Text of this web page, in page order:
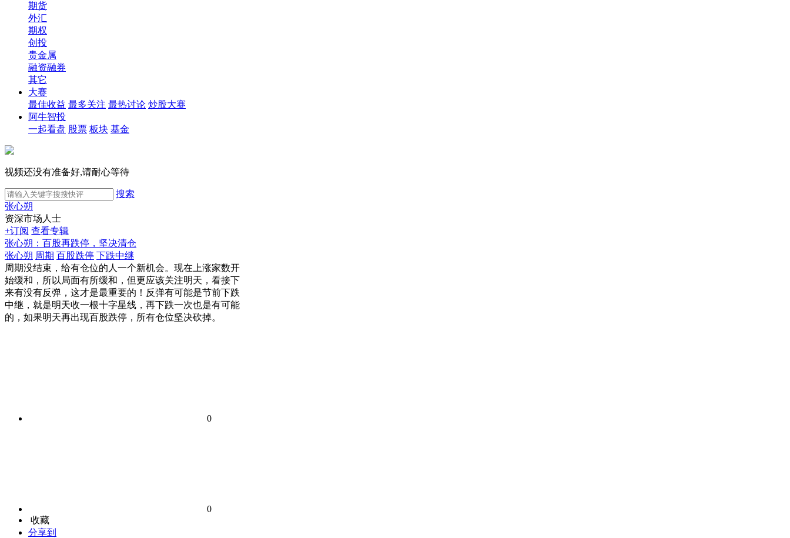
期货
外汇
期权
创投
贵金属
融资融券
其它
大赛
最佳收益 最多关注 最热讨论 炒股大赛
阿牛智投
一起看盘 股票 板块 基金
视频还没有准备好,请耐心等待
搜索
张心朔
资深市场人士
+订阅 查看专辑
张心朔：百股再跌停，坚决清仓
张心朔 周期 百股跌停 下跌中继
周期没结束，给有仓位的人一个新机会。现在上涨家数开
始缓和，所以局面有所缓和，但更应该关注明天，看接下
来有没有反弹，这才是最重要的！反弹有可能是节前下跌
中继，就是明天收一根十字星线，再下跌一次也是有可能
的，如果明天再出现百股跌停，所有仓位坚决砍掉。
0
0
收藏
分享到